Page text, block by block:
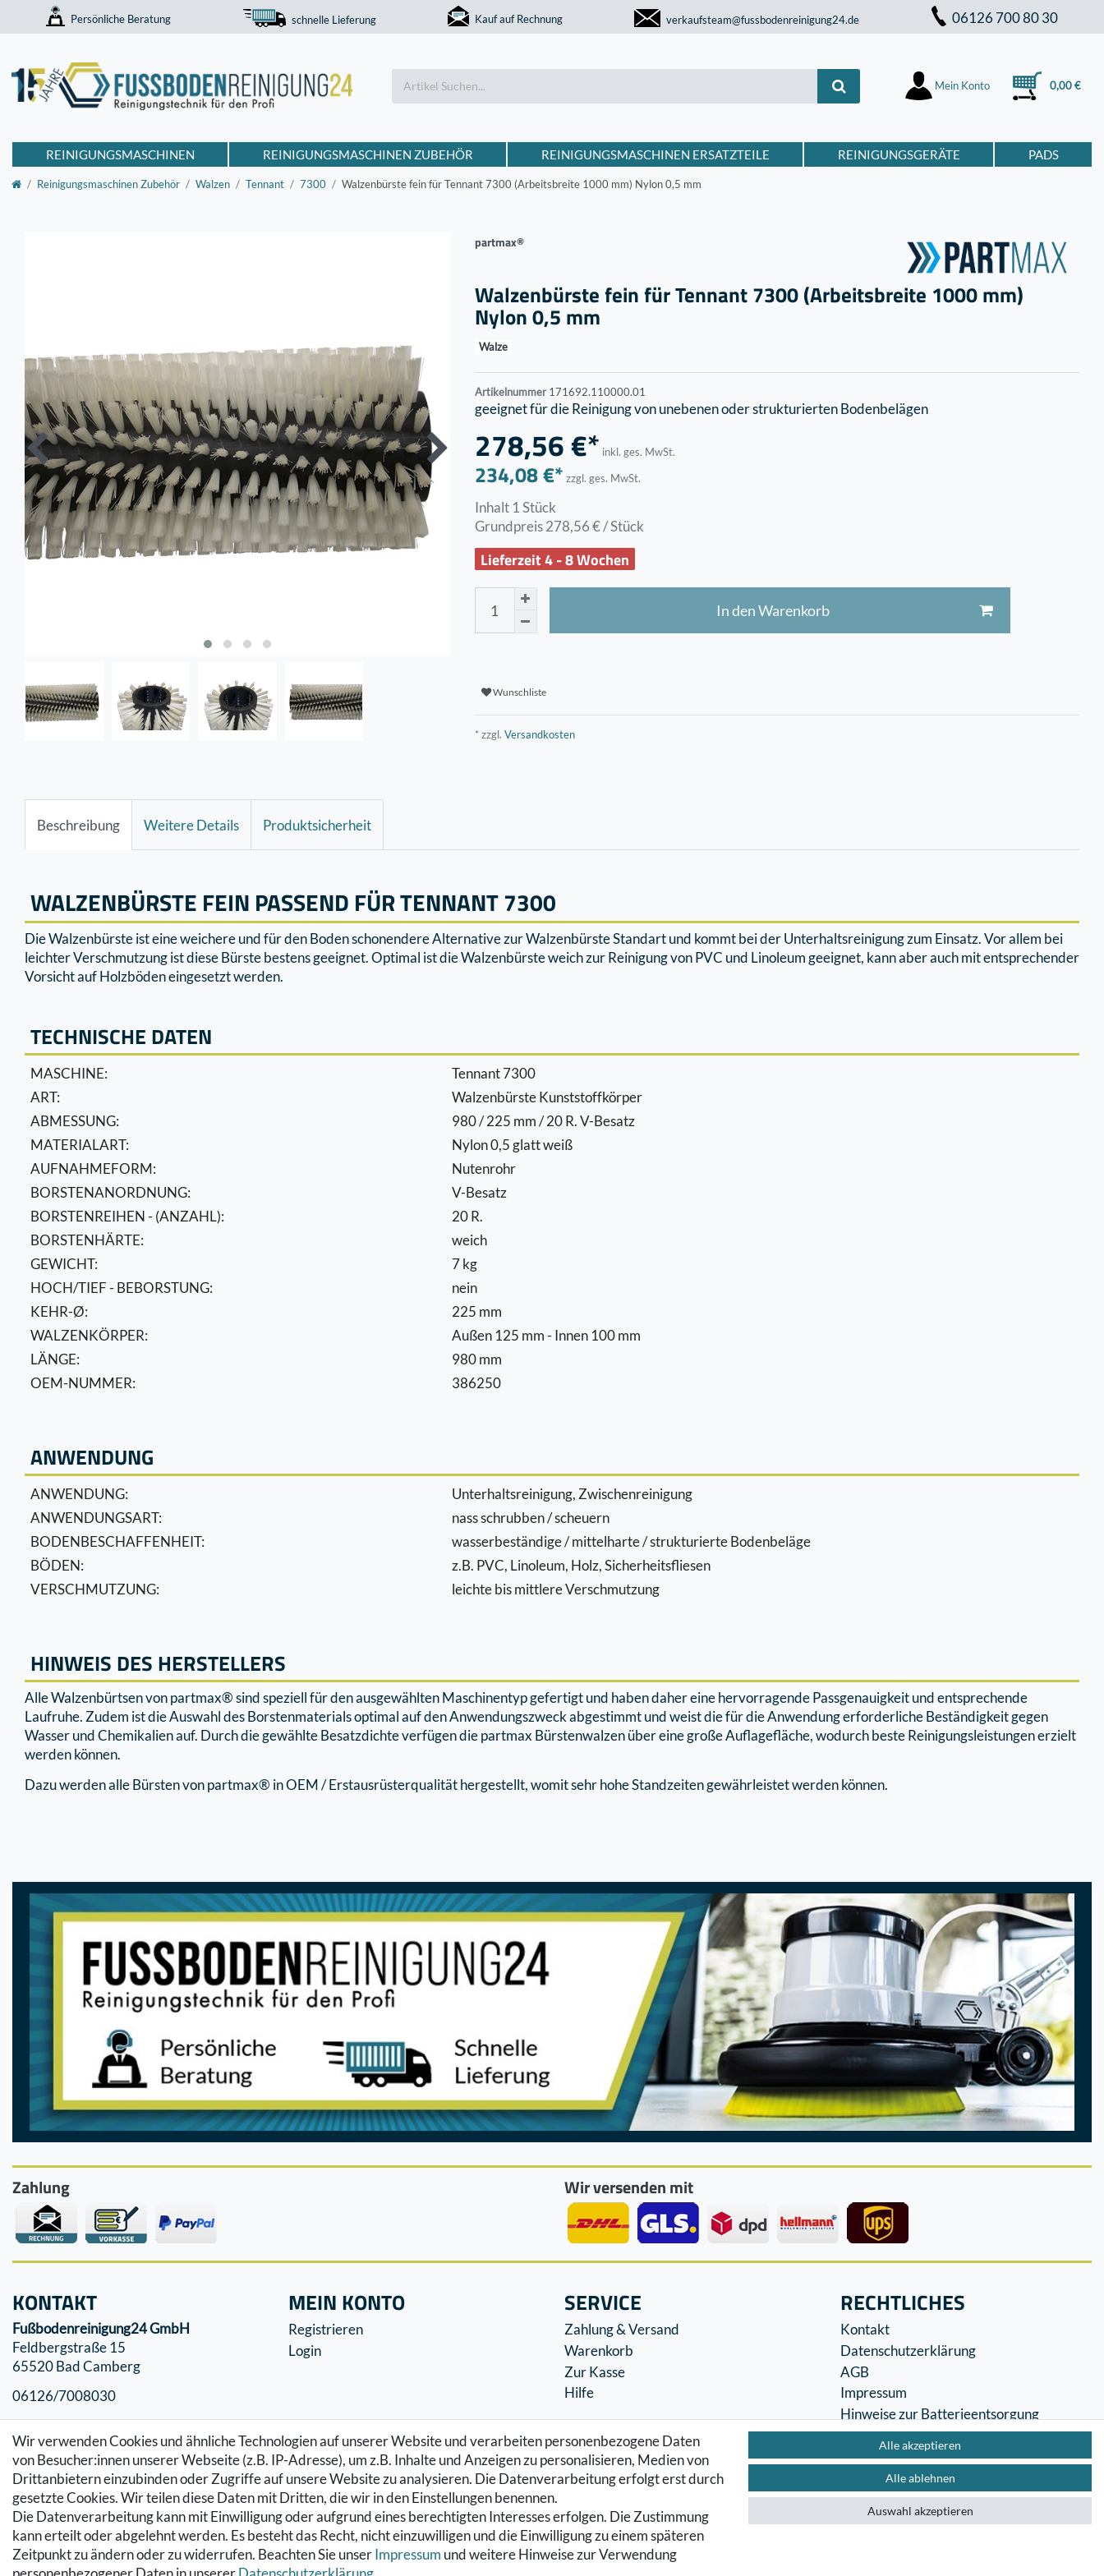
Persönliche Beratung schnelle Lieferung Kauf auf Rechnung verkaufsteam@fussbodenreinigung24.de 06126 700 80 30
Mein Konto 0,00 €
REINIGUNGSMASCHINEN REINIGUNGSMASCHINEN ZUBEHÖR REINIGUNGSMASCHINEN ERSATZTEILE REINIGUNGSGERÄTE PADS
Reinigungsmaschinen Zubehör Walzen Tennant 7300 Walzenbürste fein für Tennant 7300 (Arbeitsbreite 1000 mm) Nylon 0,5 mm
partmax®
Walzenbürste fein für Tennant 7300 (Arbeitsbreite 1000 mm)
Nylon 0,5 mm
Walze
Artikelnummer171692.110000.01
geeignet für die Reinigung von unebenen oder strukturierten Bodenbelägen
278,56 €* inkl. ges. MwSt.
234,08 €* zzgl. ges. MwSt.
Inhalt 1Stück
Grundpreis278,56 € / Stück
Lieferzeit 4 - 8 Wochen
In den Warenkorb
Wunschliste
* zzgl. Versandkosten
Beschreibung Weitere Details Produktsicherheit
WALZENBÜRSTE FEIN PASSEND FÜR TENNANT 7300
Die Walzenbürste ist eine weichere und für den Boden schonendere Alternative zur Walzenbürste Standart und kommt bei der Unterhaltsreinigung zum Einsatz. Vor allem bei
leichter Verschmutzung ist diese Bürste bestens geeignet. Optimal ist die Walzenbürste weich zur Reinigung von PVC und Linoleum geeignet, kann aber auch mit entsprechender
Vorsicht auf Holzböden eingesetzt werden.
TECHNISCHE DATEN
MASCHINE:
Tennant 7300
ART:
Walzenbürste Kunststoffkörper
ABMESSUNG:
980 / 225 mm / 20 R. V-Besatz
MATERIALART:
Nylon 0,5 glatt weiß
AUFNAHMEFORM:
Nutenrohr
BORSTENANORDNUNG:
V-Besatz
BORSTENREIHEN - (ANZAHL):
20 R.
BORSTENHÄRTE:
weich
GEWICHT:
7 kg
HOCH/TIEF - BEBORSTUNG:
nein
KEHR-Ø:
225 mm
WALZENKÖRPER:
Außen 125 mm - Innen 100 mm
LÄNGE:
980 mm
OEM-NUMMER:
386250
ANWENDUNG
ANWENDUNG:
Unterhaltsreinigung, Zwischenreinigung
ANWENDUNGSART:
nass schrubben / scheuern
BODENBESCHAFFENHEIT:
wasserbeständige / mittelharte / strukturierte Bodenbeläge
BÖDEN:
z.B. PVC, Linoleum, Holz, Sicherheitsﬂiesen
VERSCHMUTZUNG:
leichte bis mittlere Verschmutzung
HINWEIS DES HERSTELLERS
Alle Walzenbürtsen von partmax® sind speziell für den ausgewählten Maschinentyp gefertigt und haben daher eine hervorragende Passgenauigkeit und entsprechende
Laufruhe. Zudem ist die Auswahl des Borstenmaterials optimal auf den Anwendungszweck abgestimmt und weist die für die Anwendung erforderliche Beständigkeit gegen
Wasser und Chemikalien auf. Durch die gewählte Besatzdichte verfügen die partmax Bürstenwalzen über eine große Auflagefläche, wodurch beste Reinigungsleistungen erzielt
werden können.
Dazu werden alle Bürsten von partmax® in OEM / Erstausrüsterqualität hergestellt, womit sehr hohe Standzeiten gewährleistet werden können.
Zahlung Wir versenden mit
Wir verwenden Cookies und ähnliche Technologien auf unserer Website und verarbeiten personenbezogene Daten
von Besucher:innen unserer Webseite (z.B. IP-Adresse), um z.B. Inhalte und Anzeigen zu personalisieren, Medien von
Drittanbietern einzubinden oder Zugriffe auf unsere Website zu analysieren. Die Datenverarbeitung erfolgt erst durch
gesetzte Cookies. Wir teilen diese Daten mit Dritten, die wir in den Einstellungen benennen.
Die Datenverarbeitung kann mit Einwilligung oder aufgrund eines berechtigten Interesses erfolgen. Die Zustimmung
kann erteilt oder abgelehnt werden. Es besteht das Recht, nicht einzuwilligen und die Einwilligung zu einem späteren
Zeitpunkt zu ändern oder zu widerrufen. Beachten Sie unserImpressum und weitere Hinweise zur Verwendung
Alle akzeptieren
Alle ablehnen
Auswahl akzeptieren
KONTAKT
Fußbodenreinigung24 GmbH
Feldbergstraße 15
65520 Bad Camberg
06126/7008030
MEIN KONTO
Registrieren
Login
SERVICE
Zahlung & Versand
Warenkorb
Zur Kasse
Hilfe
RECHTLICHES
Kontakt
Datenschutzerklärung
AGB
Impressum
Hinweise zur Batterieentsorgung
Widerrufs­recht
Vertrag widerrufen